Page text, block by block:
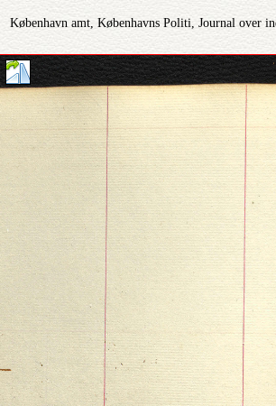
København amt, Københavns Politi, Journal over